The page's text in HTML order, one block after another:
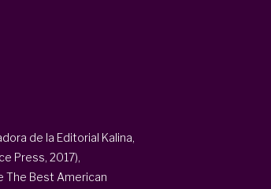
de la Editorial Kalina,
Press, 2017),
The Best American